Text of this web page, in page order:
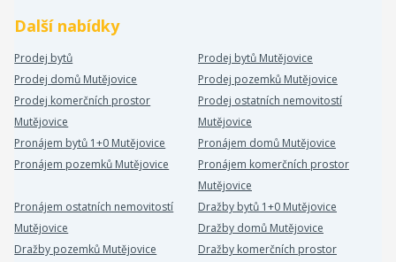
Další nabídky
Prodej bytů
Prodej bytů Mutějovice
Prodej domů Mutějovice
Prodej pozemků Mutějovice
Prodej komerčních prostor
Mutějovice
Prodej ostatních nemovitostí
Mutějovice
Pronájem bytů 1+0 Mutějovice
Pronájem domů Mutějovice
Pronájem pozemků Mutějovice
Pronájem komerčních prostor
Mutějovice
Pronájem ostatních nemovitostí
Mutějovice
Dražby bytů 1+0 Mutějovice
Dražby domů Mutějovice
Dražby pozemků Mutějovice
Dražby komerčních prostor